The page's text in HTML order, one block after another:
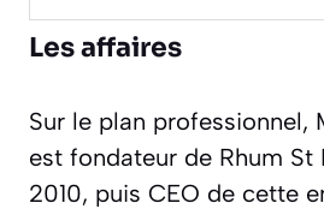
Les affaires
Sur le plan professionnel,
est fondateur de Rhum St
2010, puis CEO de cette